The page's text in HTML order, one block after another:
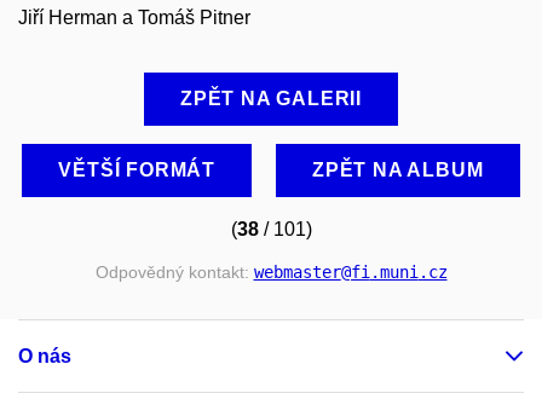
Jiří Herman a Tomáš Pitner
ZPĚT NA GALERII
VĚTŠÍ FORMÁT ZPĚT NA ALBUM
(38/ 101)
Odpovědný kontakt: webmaster@fi .muni .cz
O nás